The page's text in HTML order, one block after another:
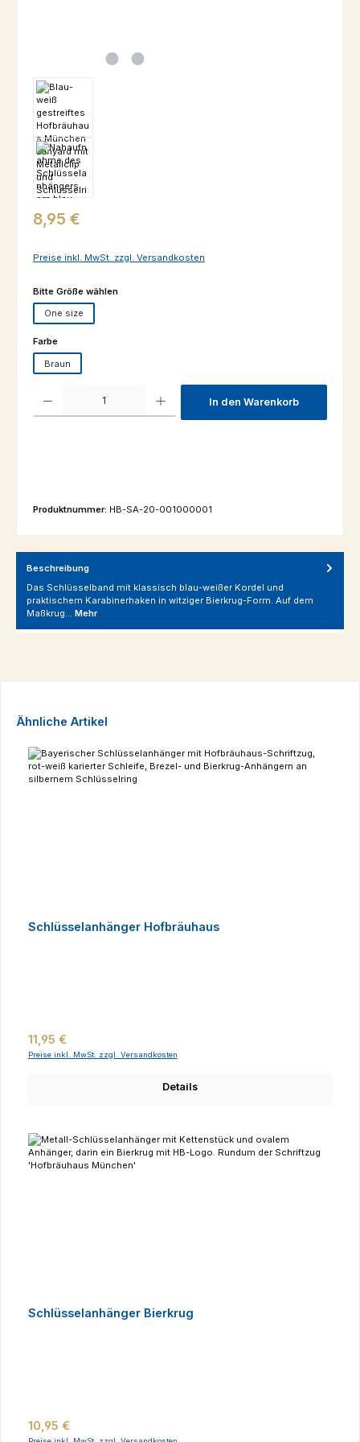
Regulärer Preis:
8,95 €
Preise inkl. MwSt. zzgl. Versandkosten
Bitte Größe wählenauswählen
One size
Farbeauswählen
Braun
In den Warenkorb
Produktnummer: HB-SA-20-001000001
Beschreibung
Das Schlüsselband mit klassisch blau-weißer Kordel und
praktischem Karabinerhaken in witziger Bierkrug-Form. Auf dem
Maßkrug… Mehr
Produktgalerie überspringen
Ähnliche Artikel
Schlüsselanhänger Hofbräuhaus
Regulärer Preis:
11,95 €
Preise inkl. MwSt. zzgl. Versandkosten
Details
Schlüsselanhänger Bierkrug
Regulärer Preis:
10,95 €